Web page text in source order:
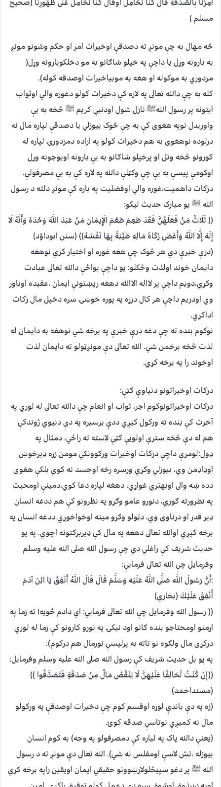
مسلم )
څه مهال به چې مونږ ته دصدقې اوخيرات امر او حکم وشونو مونږ
به بارونه وړل يا داچې په خپلو شاګانو به مو دخلکوبارونه وړل(
مزدوري به موکوله او هغه به موبياخيرات اوصدقه کوله).
کله به چې دالله تعالى په لاره کې دخيرات کولو دغوره والي اوثواب
آيتونه پر رسول اللهﷺ نازل شول اودنبي کريم ﷺ څخه به يې
واوريدل نوپه هغوى کې به چې څوک بيوزلي يا دصدقې لپاره مال نه
درلوده نوهغوى به هم دخيرات کولو په اراده دمزدورۍ لپاره له
کورونو څخه وتل او پرخپلو شاګانو به يې بارونه اوبوجونه وړل
اوکومې پيسې به يې چې وګټلې دالله په لاره کې به يې مصرفولې.
دزکات داهميت،غوره والي اوفضليت په باره کې مونږ دلته د رسول
الله ﷺ يو مبارک حديث ليکو:
(( ثَلَاثٌ مَنْ فَعَلَهُنَّ فَقَدْ طَعِمَ طَعْمَ الْإِيمَانِ مَنْ عَبَدَ اللَّهَ وَحْدَهُ وَأَنَّهُ لَا
إِلَهَ إِلَّا اللَّهُ وَأَعْطَى زَكَاةَ مَالِهِ طَيِّبَةً بِهَا نَفْسُهُ)) (سنن ابوداؤد)
(درې خبرې دي هر څوک چې هغه غوره او اختيار کړي نوهغه
دايمان خوند اولذت وڅکلو: يو داچې يواځې دالله تعالى عبادت
وکړي،دويم داچې پر لااله الاالله دهغه ريښتونې ايمان ،عقيده اوباور
وي اودريم داچې هر کال دزړه په پوره خوښۍ سره دخپل مال زکات
اداکړي.
نوکوم بنده ته چې دغه درې خبرې په برخه شي نوهغه به دايمان له
لذت څخه برخمن شي. الله تعالى دې مونږټولو ته دايمان لذت
اوخوند را په برخه کړي.
دزکات اوخيراتونو دنياوې ګټې:
دزکات اوخيراتونوکوم اجر، ثواب او انعام چې دالله تعالى له لوري په
آخرت کې بنده ته ورکول کيږي ددې برسيره په دې دنيوي ژوندکې
هم له دې څخه سترې اولويې ګټې لاسته ته راځي، دمثال په
ډول:لومړې داچې دزکات اوخيرات ورکوونکي مومن زړه ډيرخوښ
اوډاډمن وي، بيوزلي وګړي ورسره رخه اوحسد نه کوي بلکې هغوى
دده ښه والى اوبهتري غواړي، دهغه لپاره دعا کوي،دمينې اومحبت
په نظرورته ګوري، دنورو عامو وګړو په نظرونو کې هم ددغه انسان
ډير قدر او درناوى وي، دټولو وګړو مينه اوخواخوږي ددغه انسان په
برخه کيږي اوالله تعالى دهغه په مال کې ډيربرکتونه اچوي. په يو
حديث شريف کې راغلي دي چې رسول الله صلى الله عليه وسلم
وفرمايل چې الله تعالى فرمايې:
:أَنَّ رَسُولَ اللَّهِ صَلَّى اللَّهُ عَلَيْهِ وَسَلَّمَ قَالَ قَالَ اللَّهُ أَنْفِقْ يَا ابْنَ آدَمَ
أُنْفِقْ عَلَيْكَ (بخاري)
(( رسول الله وفرمايل چې الله تعالى فرمايي: اي دادم ځويه! ته زما په
اړمنو اومحتاجو بنده ګانو اود نيکۍ په نورو کارونو کې زما له لوري
درکړى مال ولګوه نو تاته به پرلپسې نورمال هم درکوم).
په يو بل حديث شريف کې رسول الله صلى الله عليه وسلم وفرمايل:
((إِنْ كُنْتُ لَحَالِفًا عَلَيْهِنَّ لَا يَنْقُصُ مَالٌ مِنْ صَدَقَةٍ فَتَصَدَّقُوا ))
(مسنداحمد)
(زه په دې باندې لوړه اوقسم کوم چې دخيرات اوصدقې په ورکولو
مال نه کميږي نوتاسې صدقه کوئ.
(يعنې دالله پاک په لياره کې دمصرفولو په وجه) به کوم انسان
بيوزله ،تش لاسې اومفلس نه شي). الله تعالى دې مونږ ته د رسول
الله ﷺ پر دغو سپيڅلولارښوونو حقيقي ايمان اويقين راپه برخه کړي